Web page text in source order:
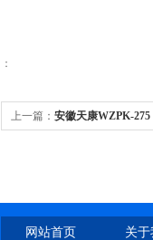
：
上一篇： 安徽天康WZPK-
网站首页 关